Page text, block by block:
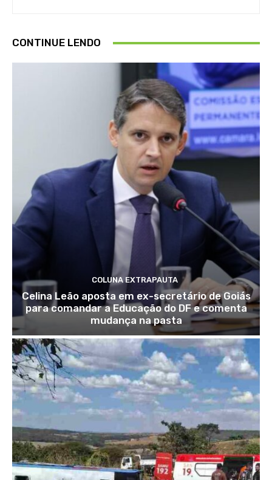
CONTINUE LENDO
COLUNA EXTRAPAUTA
Celina Leão aposta em ex-secretário de Goiás
para comandar a Educação do DF e comenta
mudança na pasta